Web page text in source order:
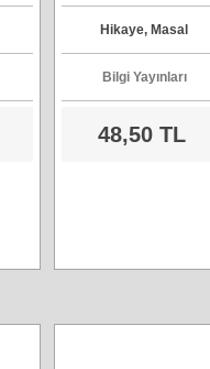
Hikaye, Masal
Bilgi Yayınları
48,50 TL